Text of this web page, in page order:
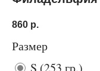
860 р.
Размер